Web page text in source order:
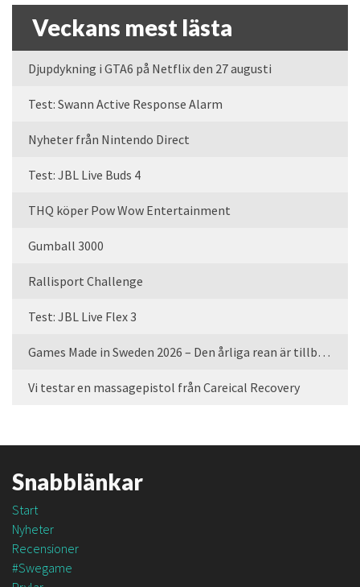
Veckans mest lästa
Djupdykning i GTA6 på Netflix den 27 augusti
Test: Swann Active Response Alarm
Nyheter från Nintendo Direct
Test: JBL Live Buds 4
THQ köper Pow Wow Entertainment
Gumball 3000
Rallisport Challenge
Test: JBL Live Flex 3
Games Made in Sweden 2026 – Den årliga rean är tillbaka
Vi testar en massagepistol från Careical Recovery
Snabblänkar
Start
Nyheter
Recensioner
#Swegame